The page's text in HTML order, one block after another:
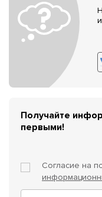
Получайте
первыми!
Согласие на